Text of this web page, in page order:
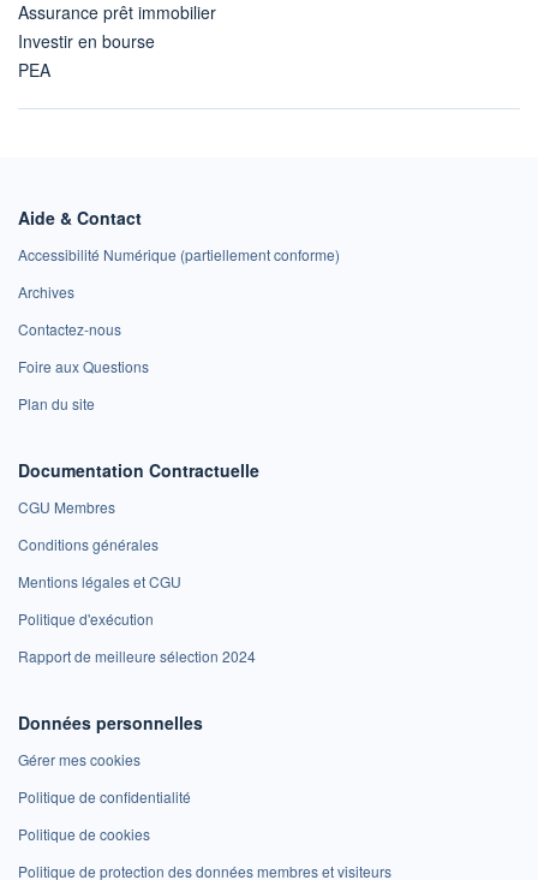
Assurance prêt immobilier
Investir en bourse
PEA
Aide & Contact
Accessibilité Numérique (partiellement conforme)
Archives
Contactez-nous
Foire aux Questions
Plan du site
Documentation Contractuelle
CGU Membres
Conditions générales
Mentions légales et CGU
Politique d'exécution
Rapport de meilleure sélection 2024
Données personnelles
Gérer mes cookies
Politique de confidentialité
Politique de cookies
Politique de protection des données membres et visiteurs